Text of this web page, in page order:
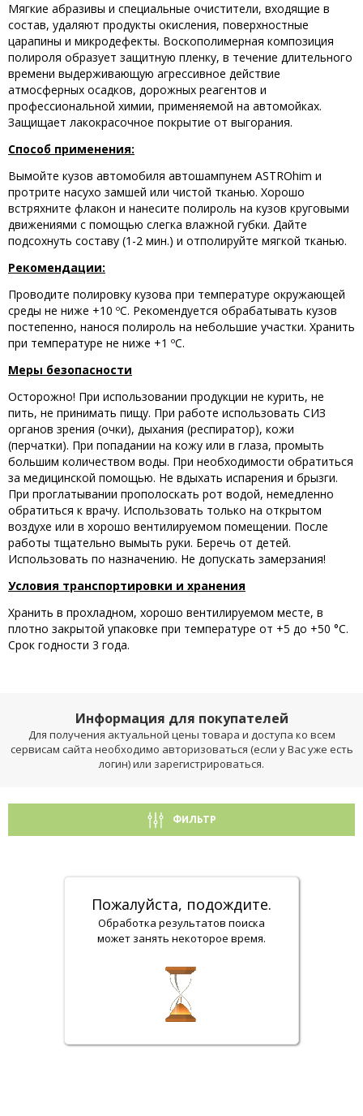
Мягкие абразивы и специальные очистители, входящие в
состав, удаляют продукты окисления, поверхностные
царапины и микродефекты. Воскополимерная композиция
полироля образует защитную пленку, в течение длительного
времени выдерживающую агрессивное действие
атмосферных осадков, дорожных реагентов и
профессиональной химии, применяемой на автомойках.
Защищает лакокрасочное покрытие от выгорания.
Способ применения:
Вымойте кузов автомобиля автошампунем ASTROhim и
протрите насухо замшей или чистой тканью. Хорошо
встряхните флакон и нанесите полироль на кузов круговыми
движениями с помощью слегка влажной губки. Дайте
подсохнуть составу (1-2 мин.) и отполируйте мягкой тканью.
Рекомендации:
Проводите полировку кузова при температуре окружающей
среды не ниже +10 ºC. Рекомендуется обрабатывать кузов
постепенно, нанося полироль на небольшие участки. Хранить
при температуре не ниже +1 ºC.
Меры безопасности
Осторожно! При использовании продукции не курить, не
пить, не принимать пищу. При работе использовать СИЗ
органов зрения (очки), дыхания (респиратор), кожи
(перчатки). При попадании на кожу или в глаза, промыть
большим количеством воды. При необходимости обратиться
за медицинской помощью. Не вдыхать испарения и брызги.
При проглатывании прополоскать рот водой, немедленно
обратиться к врачу. Использовать только на открытом
воздухе или в хорошо вентилируемом помещении. После
работы тщательно вымыть руки. Беречь от детей.
Использовать по назначению. Не допускать замерзания!
Условия транспортировки и хранения
Хранить в прохладном, хорошо вентилируемом месте, в
плотно закрытой упаковке при температуре от +5 до +50 °С.
Срок годности 3 года.
Информация для покупателей
Для получения актуальной цены товара и доступа ко всем
сервисам сайта необходимо авторизоваться (если у Вас уже есть
логин) или зарегистрироваться.
ФИЛЬТР
Пожалуйста, подождите.
Обработка результатов поиска
может занять некоторое время.